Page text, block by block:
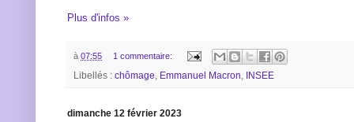
Plus d'infos »
à 07:55 1 commentaire:
Libellés : chômage, Emmanuel Macron, INSEE
dimanche 12 février 2023